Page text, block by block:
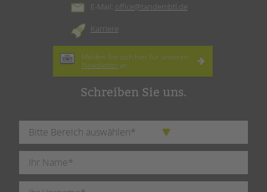
E-Mail: office@tandembtl.de
Karriere
Melden Sie sich hier für unseren
Newsletter an.
Schreiben Sie uns.